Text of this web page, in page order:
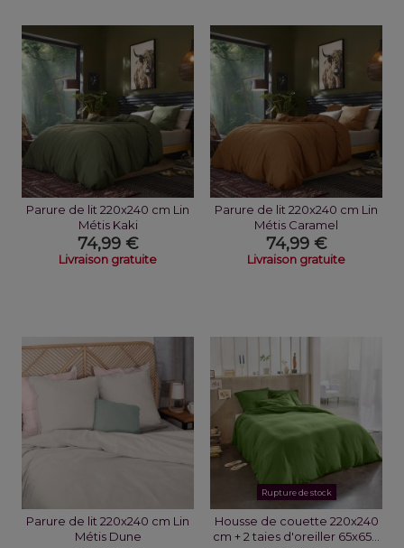
Parure de lit 220x240 cm Lin
Métis Kaki
74,99 €
Livraison gratuite
Parure de lit 220x240 cm Lin
Métis Caramel
74,99 €
Livraison gratuite
Parure de lit 220x240 cm Lin
Métis Dune
Rupture de stock
Housse de couette 220x240
cm + 2 taies d'oreiller 65x65...